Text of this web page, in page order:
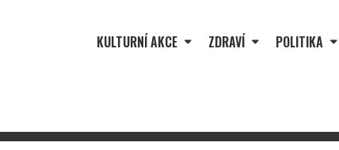
KULTURNÍ AKCE ZDRAVÍ POLITIKA